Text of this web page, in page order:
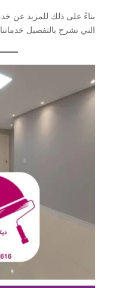
بناءً على ذلك للمزيد عن
التي تشرح بالتفصيل